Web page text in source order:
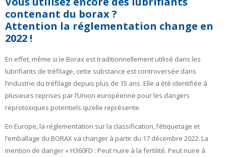
contenant du borax ?
Attention la réglementation change en
2022 !
En effet, même si le Borax est traditionnellement utilisé dans les
lubrifiants de tréfilage, cette substance est controversée dans
l’industrie du tréfilage depuis plus de 15 ans. Elle a été identifiée à
plusieurs reprises par l’Union européenne pour les dangers
reprotoxiques potentiels qu’elle représente.
En Europe, la réglementation sur la classification, l’étiquetage et
l’emballage du BORAX va changer à partir du 17 décembre 2022. La
mention de danger « H360FD : Peut nuire à la fertilité. Peut nuire à